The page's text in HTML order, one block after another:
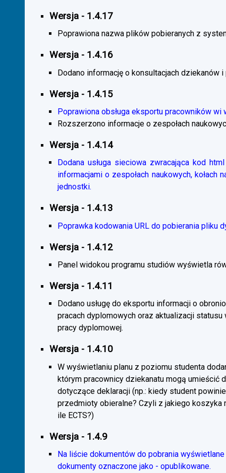
Wersja - 1.4.17
Poprawiona nazwa plików pobieranych z
Wersja - 1.4.16
Dodano informację o konsultacjach dziekanów
Wersja - 1.4.15
Poprawiona obsługa eksportu pracowników wi
Rozszerzono informacje o zespołach
Wersja - 1.4.14
Dodana usługa sieciowa zwracająca kod
informacjami o zespołach naukowych,
jednostki.
Wersja - 1.4.13
Poprawka kodowania URL do pobierania pliku
Wersja - 1.4.12
Panel widokou programu studiów wyświetla
Wersja - 1.4.11
Dodano usługę do eksportu informacji o
pracach dyplomowych oraz aktualizacji
pracy dyplomowej.
Wersja - 1.4.10
W wyświetlaniu planu z poziomu studenta
którym pracownicy dziekanatu mogą umieścić
dotyczące deklaracji (np.: kiedy student
przedmioty obieralne? Czyli z jakiego koszyka
ile ECTS?)
Wersja - 1.4.9
Na liście dokumentów do pobrania
dokumenty oznaczone jako - opublikowane.